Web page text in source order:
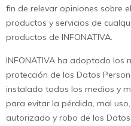
fin de relevar opiniones sobre
productos y servicios de
productos de INFONATIVA.
INFONATIVA ha adoptado los
protección de los Datos
instalado todos los medios y
para evitar la pérdida, mal
autorizado y robo de los